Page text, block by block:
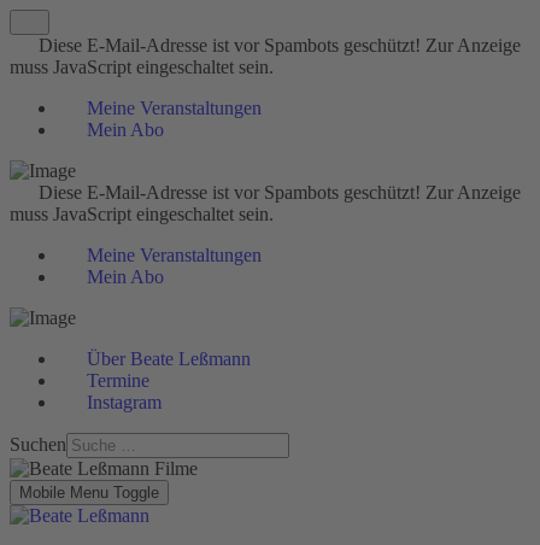
Diese E-Mail-Adresse ist vor Spambots geschützt! Zur Anzeige
muss JavaScript eingeschaltet sein.
Meine Veranstaltungen
Mein Abo
Diese E-Mail-Adresse ist vor Spambots geschützt! Zur Anzeige
muss JavaScript eingeschaltet sein.
Meine Veranstaltungen
Mein Abo
Über Beate Leßmann
Termine
Instagram
Suchen
Mobile Menu Toggle